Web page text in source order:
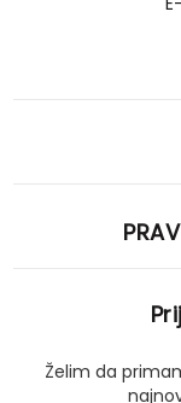
Želim da